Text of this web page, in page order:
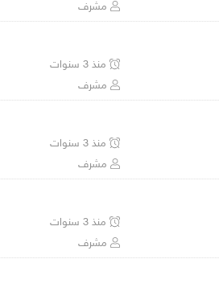
مشرف
منذ 3 سنوات
مشرف
منذ 3 سنوات
مشرف
منذ 3 سنوات
مشرف